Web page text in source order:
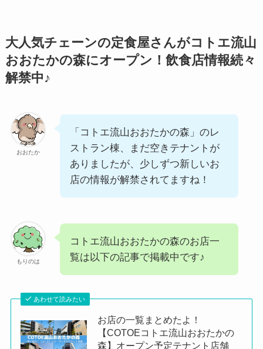
大人気チェーンの定食屋さんがコトエ流山
おおたかの森にオープン！飲食店情報続々
解禁中♪
おおたか
「コトエ流山おおたかの森」のレ
ストラン棟、まだ空きテナントが
ありましたが、少しずつ新しいお
店の情報が解禁されてますね！
もりのは
コトエ流山おおたかの森のお店一
覧は以下の記事で掲載中です♪
あわせて読みたい
お店の一覧まとめたよ！
【COTOEコトエ流山おおたかの
森】オープン予定テナント店舗